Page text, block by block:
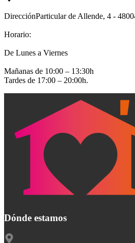
DirecciónParticular de Allende, 4 -
Horario:
De Lunes a Viernes
Mañanas de 10:00 – 13:30h
Tardes de 17:00 – 20:00h.
Dónde estamos